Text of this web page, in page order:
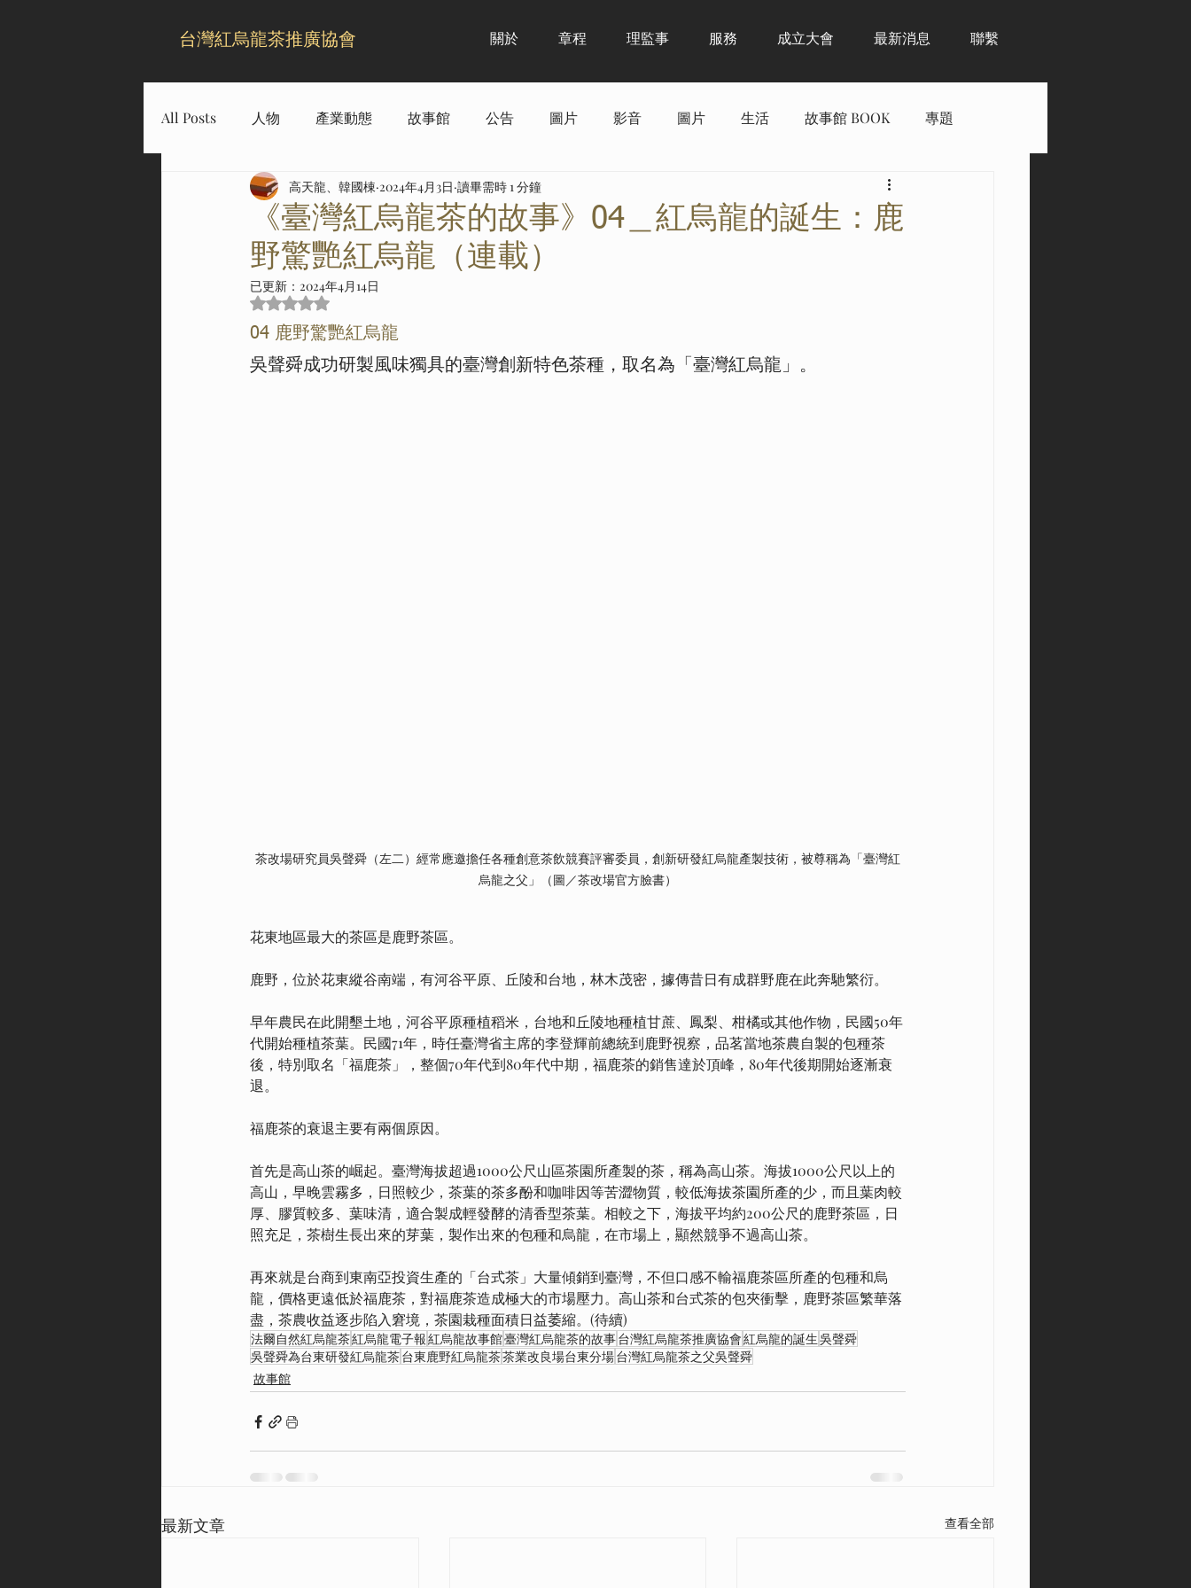
​台灣紅烏龍茶推廣協會 關於 章程 理監事 服務 成立大會 最新消息 聯繫
All Posts 人物 產業動態 故事館 公告 圖片 影音 圖片 生活 故事館 BOOK 專題
市場情報 人物
《臺灣紅烏龍茶的故事》04＿紅烏龍的誕生：鹿
野驚艷紅烏龍（連載）
高天龍、韓國棟 2024年4月3日 讀畢需時 1 分鐘
已更新： 2024年4月14日
評等為 NaN（最高為 5 顆星）。
04 鹿野驚艷紅烏龍
吳聲舜成功研製風味獨具的臺灣創新特色茶種，取名為「臺灣紅烏龍」。
茶改場研究員吳聲舜（左二）經常應邀擔任各種創意茶飲競賽評審委員，創新研發紅烏龍產製技術，被尊稱為「臺灣紅
烏龍之父」（圖／茶改場官方臉書）
花東地區最大的茶區是鹿野茶區。
鹿野，位於花東縱谷南端，有河谷平原、丘陵和台地，林木茂密，據傳昔日有成群野鹿在此奔馳繁衍。
早年農民在此開墾土地，河谷平原種植稻米，台地和丘陵地種植甘蔗、鳳梨、柑橘或其他作物，民國50年
代開始種植茶葉。民國71年，時任臺灣省主席的李登輝前總統到鹿野視察，品茗當地茶農自製的包種茶
後，特別取名「福鹿茶」，整個70年代到80年代中期，福鹿茶的銷售達於頂峰，80年代後期開始逐漸衰
退。
福鹿茶的衰退主要有兩個原因。
首先是高山茶的崛起。臺灣海拔超過1000公尺山區茶園所產製的茶，稱為高山茶。海拔1000公尺以上的
高山，早晚雲霧多，日照較少，茶葉的茶多酚和咖啡因等苦澀物質，較低海拔茶園所產的少，而且葉肉較
厚、膠質較多、葉味清，適合製成輕發酵的清香型茶葉。相較之下，海拔平均約200公尺的鹿野茶區，日
照充足，茶樹生長出來的芽葉，製作出來的包種和烏龍，在市場上，顯然競爭不過高山茶。
再來就是台商到東南亞投資生產的「台式茶」大量傾銷到臺灣，不但口感不輸福鹿茶區所產的包種和烏
龍，價格更遠低於福鹿茶，對福鹿茶造成極大的市場壓力。高山茶和台式茶的包夾衝擊，鹿野茶區繁華落
盡，茶農收益逐步陷入窘境，茶園栽種面積日益萎縮。(待續)
法爾自然紅烏龍茶紅烏龍電子報紅烏龍故事館臺灣紅烏龍茶的故事台灣紅烏龍茶推廣協會紅烏龍的誕生吳聲舜
吳聲舜為台東研發紅烏龍茶台東鹿野紅烏龍茶茶業改良場台東分場台灣紅烏龍茶之父吳聲舜
故事館
最新文章 查看全部